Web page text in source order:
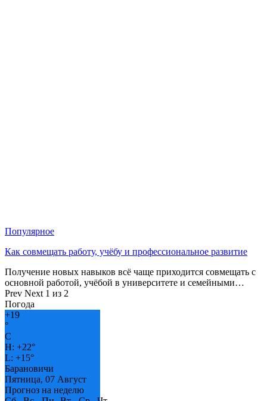
Популярное
Как совмещать работу, учёбу и профессиональное развитие
Получение новых навыков всё чаще приходится совмещать с
основной работой, учёбой в университете и семейными…
Prev Next 1 из 2
Погода
+19
°
C
H: +22°
L: +15°
Барановичи
Пятница, 07 Август
Прогноз на неделю